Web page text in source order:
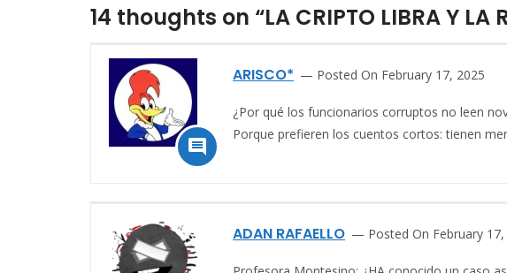
14 thoughts on “LA CRIPTO LIBRA Y LA

ARISCO* Posted On February 17, 2025
¿Por qué los funcionarios corruptos no leen
Porque prefieren los cuentos cortos: tienen
ADAN RAFAELLO Posted On February 17,